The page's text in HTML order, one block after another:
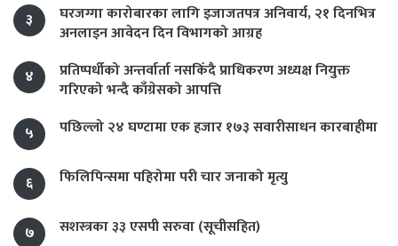
३
घरजग्गा कारोबारका लागि इजाजतपत्र अनिवार्य, २१ दिनभित्र
अनलाइन आवेदन दिन विभागको आग्रह
४
प्रतिष्पर्धीको अन्तर्वार्ता नसकिँदै प्राधिकरण अध्यक्ष नियुक्त
गरिएको भन्दै काँग्रेसको आपत्ति
५
पछिल्लो २४ घण्टामा एक हजार १७३ सवारीसाधन कारबाहीमा
६ फिलिपिन्समा पहिरोमा परी चार जनाको मृत्यु
७ सशस्त्रका ३३ एसपी सरुवा (सूचीसहित)